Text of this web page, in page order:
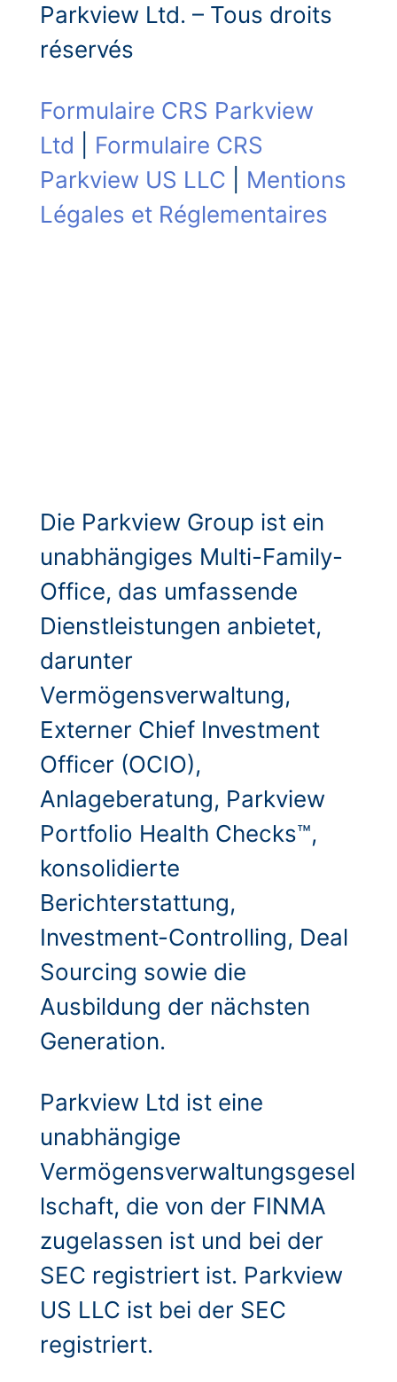
Parkview Ltd. – Tous droits
réservés
Formulaire CRS Parkview
Ltd
Formulaire CRS
Parkview US LLC
Mentions
Légales et Réglementaires
Die Parkview Group ist ein
unabhängiges Multi-Family-
Office, das umfassende
Dienstleistungen anbietet,
darunter
Vermögensverwaltung,
Externer Chief Investment
Officer (OCIO),
Anlageberatung, Parkview
Portfolio Health Checks™,
konsolidierte
Berichterstattung,
Investment-Controlling, Deal
Sourcing sowie die
Ausbildung der nächsten
Generation.
Parkview Ltd ist eine
unabhängige
Vermögensverwaltungsgesel
lschaft, die von der FINMA
zugelassen ist und bei der
SEC registriert ist. Parkview
US LLC ist bei der SEC
registriert.